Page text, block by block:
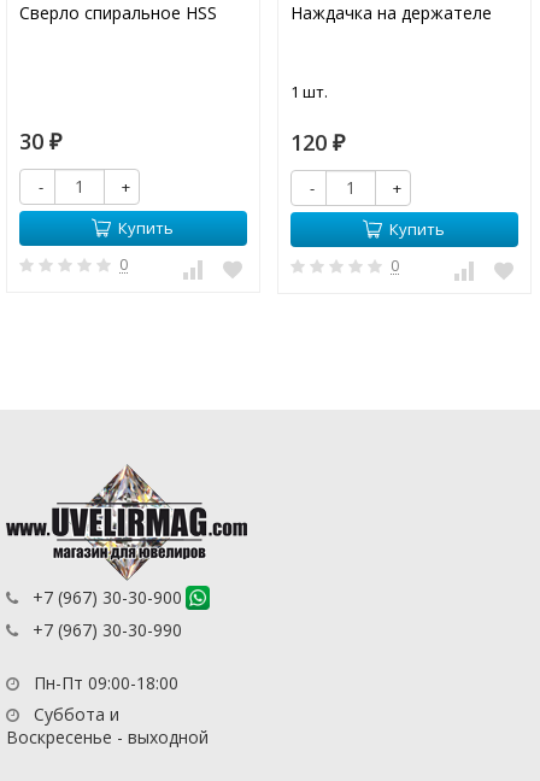
Сверло спиральное HSS
30 ₽
-
+
Купить
0
Наждачка на держателе
1 шт.
120 ₽
-
+
Купить
0
+7 (967) 30-30-900
+7 (967) 30-30-990
Пн-Пт 09:00-18:00
Суббота и
Воскресенье - выходной